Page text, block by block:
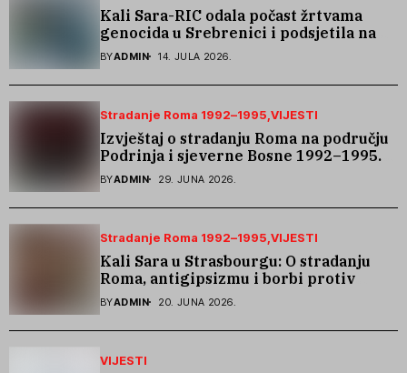
Kali Sara-RIC odala počast žrtvama
genocida u Srebrenici i podsjetila na
stradanje Roma iz Skočića
BYADMIN 14. JULA 2026.
Stradanje Roma 1992–1995 VIJESTI
Izvještaj o stradanju Roma na području
Podrinja i sjeverne Bosne 1992–1995.
godine
BYADMIN 29. JUNA 2026.
Stradanje Roma 1992–1995 VIJESTI
Kali Sara u Strasbourgu: O stradanju
Roma, antigipsizmu i borbi protiv
govora mržnje
BYADMIN 20. JUNA 2026.
VIJESTI